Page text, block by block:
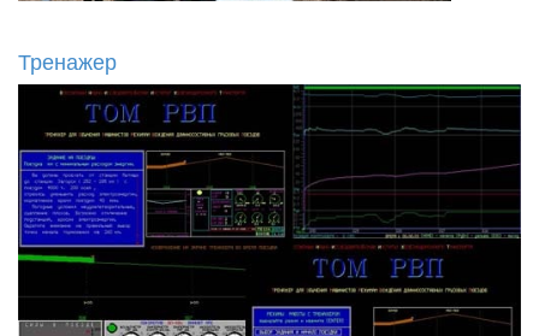
Тренажер